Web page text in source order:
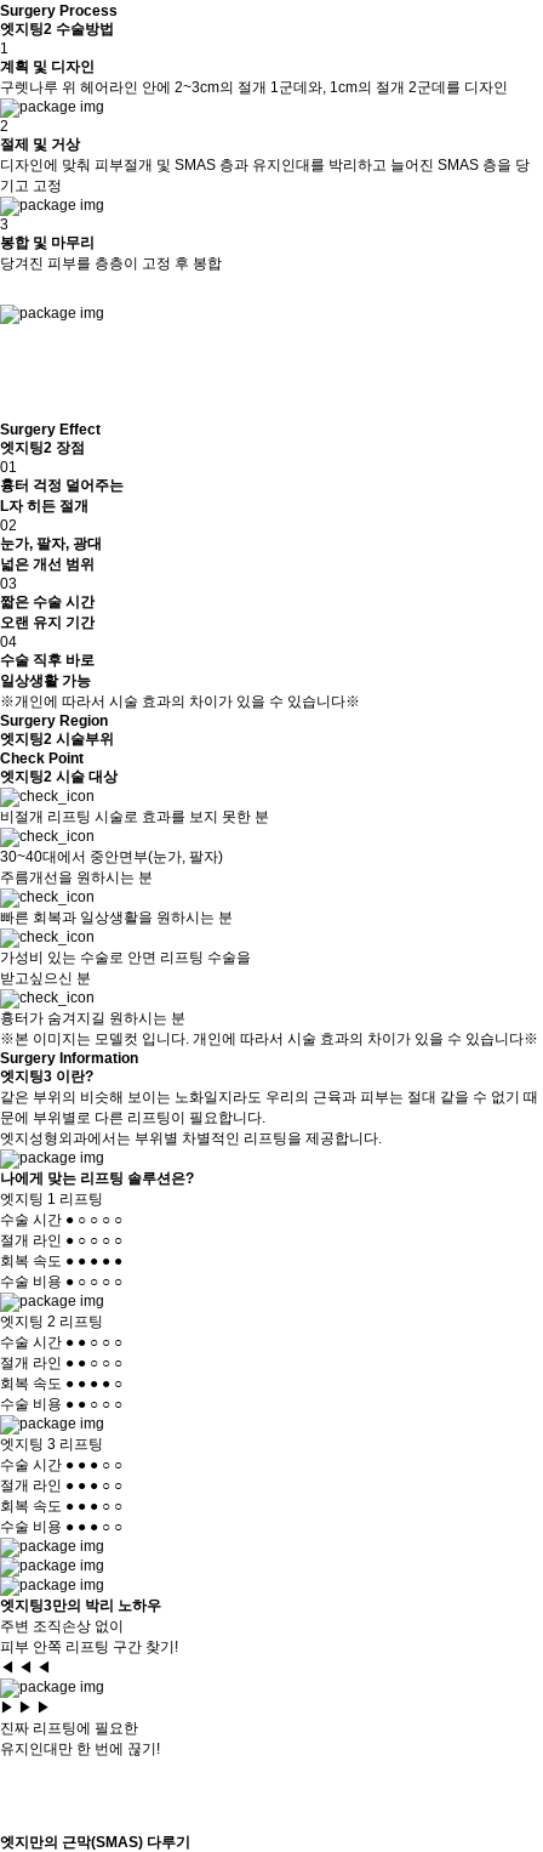
Surgery Process
엣지팅2 수술방법
1
계획 및 디자인
구렛나루 위 헤어라인 안에 2~3cm의 절개 1군데와, 1cm의 절개 2군데를 디자인
2
절제 및 거상
디자인에 맞춰 피부절개 및 SMAS 층과 유지인대를 박리하고 늘어진 SMAS 층을 당
기고 고정
3
봉합 및 마무리
당겨진 피부를 층층이 고정 후 봉합
Surgery Effect
엣지팅2 장점
01
흉터 걱정 덜어주는
L자 히든 절개
02
눈가, 팔자, 광대
넓은 개선 범위
03
짧은 수술 시간
오랜 유지 기간
04
수술 직후 바로
일상생활 가능
※개인에 따라서 시술 효과의 차이가 있을 수 있습니다※
Surgery Region
엣지팅2 시술부위
Check Point
엣지팅2 시술 대상
비절개 리프팅 시술로 효과를 보지 못한 분
30~40대에서 중안면부(눈가, 팔자)
주름개선을 원하시는 분
빠른 회복과 일상생활을 원하시는 분
가성비 있는 수술로 안면 리프팅 수술을
받고싶으신 분
흉터가 숨겨지길 원하시는 분
※본 이미지는 모델컷 입니다. 개인에 따라서 시술 효과의 차이가 있을 수 있습니다※
Surgery Information
엣지팅3 이란?
같은 부위의 비슷해 보이는 노화일지라도 우리의 근육과 피부는 절대 같을 수 없기 때
문에 부위별로 다른 리프팅이 필요합니다.
엣지성형외과에서는 부위별 차별적인 리프팅을 제공합니다.
나에게 맞는 리프팅 솔루션은?
엣지팅 1 리프팅
수술 시간 ● ○ ○ ○ ○
절개 라인 ● ○ ○ ○ ○
회복 속도 ● ● ● ● ●
수술 비용 ● ○ ○ ○ ○
엣지팅 2 리프팅
수술 시간 ● ● ○ ○ ○
절개 라인 ● ● ○ ○ ○
회복 속도 ● ● ● ● ○
수술 비용 ● ● ○ ○ ○
엣지팅 3 리프팅
수술 시간 ● ● ● ○ ○
절개 라인 ● ● ● ○ ○
회복 속도 ● ● ● ○ ○
수술 비용 ● ● ● ○ ○
엣지팅3만의 박리 노하우
주변 조직손상 없이
피부 안쪽 리프팅 구간 찾기!
◀ ◀ ◀
▶ ▶ ▶
진짜 리프팅에 필요한
유지인대만 한 번에 끊기!
엣지만의 근막(SMAS) 다루기